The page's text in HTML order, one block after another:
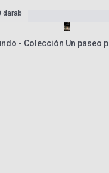
darab
- Colección Un paseo